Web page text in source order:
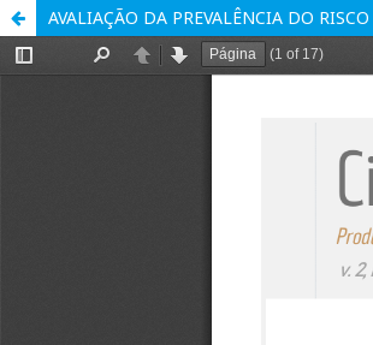
AVALIAÇÃO DA PREVALÊNCIA DO